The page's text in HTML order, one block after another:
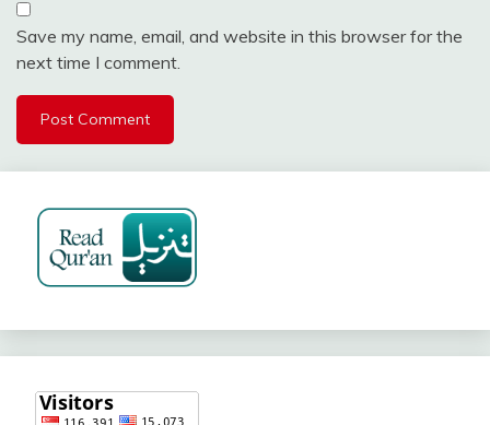
Save my name, email, and website in this browser for the
next time I comment.